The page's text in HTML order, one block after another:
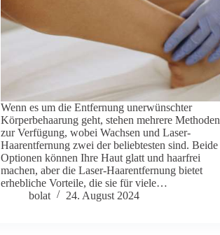
Wenn es um die Entfernung unerwünschter
Körperbehaarung geht, stehen mehrere Methoden
zur Verfügung, wobei Wachsen und Laser-
Haarentfernung zwei der beliebtesten sind. Beide
Optionen können Ihre Haut glatt und haarfrei
machen, aber die Laser-Haarentfernung bietet
erhebliche Vorteile, die sie für viele…
bolat
24. August 2024